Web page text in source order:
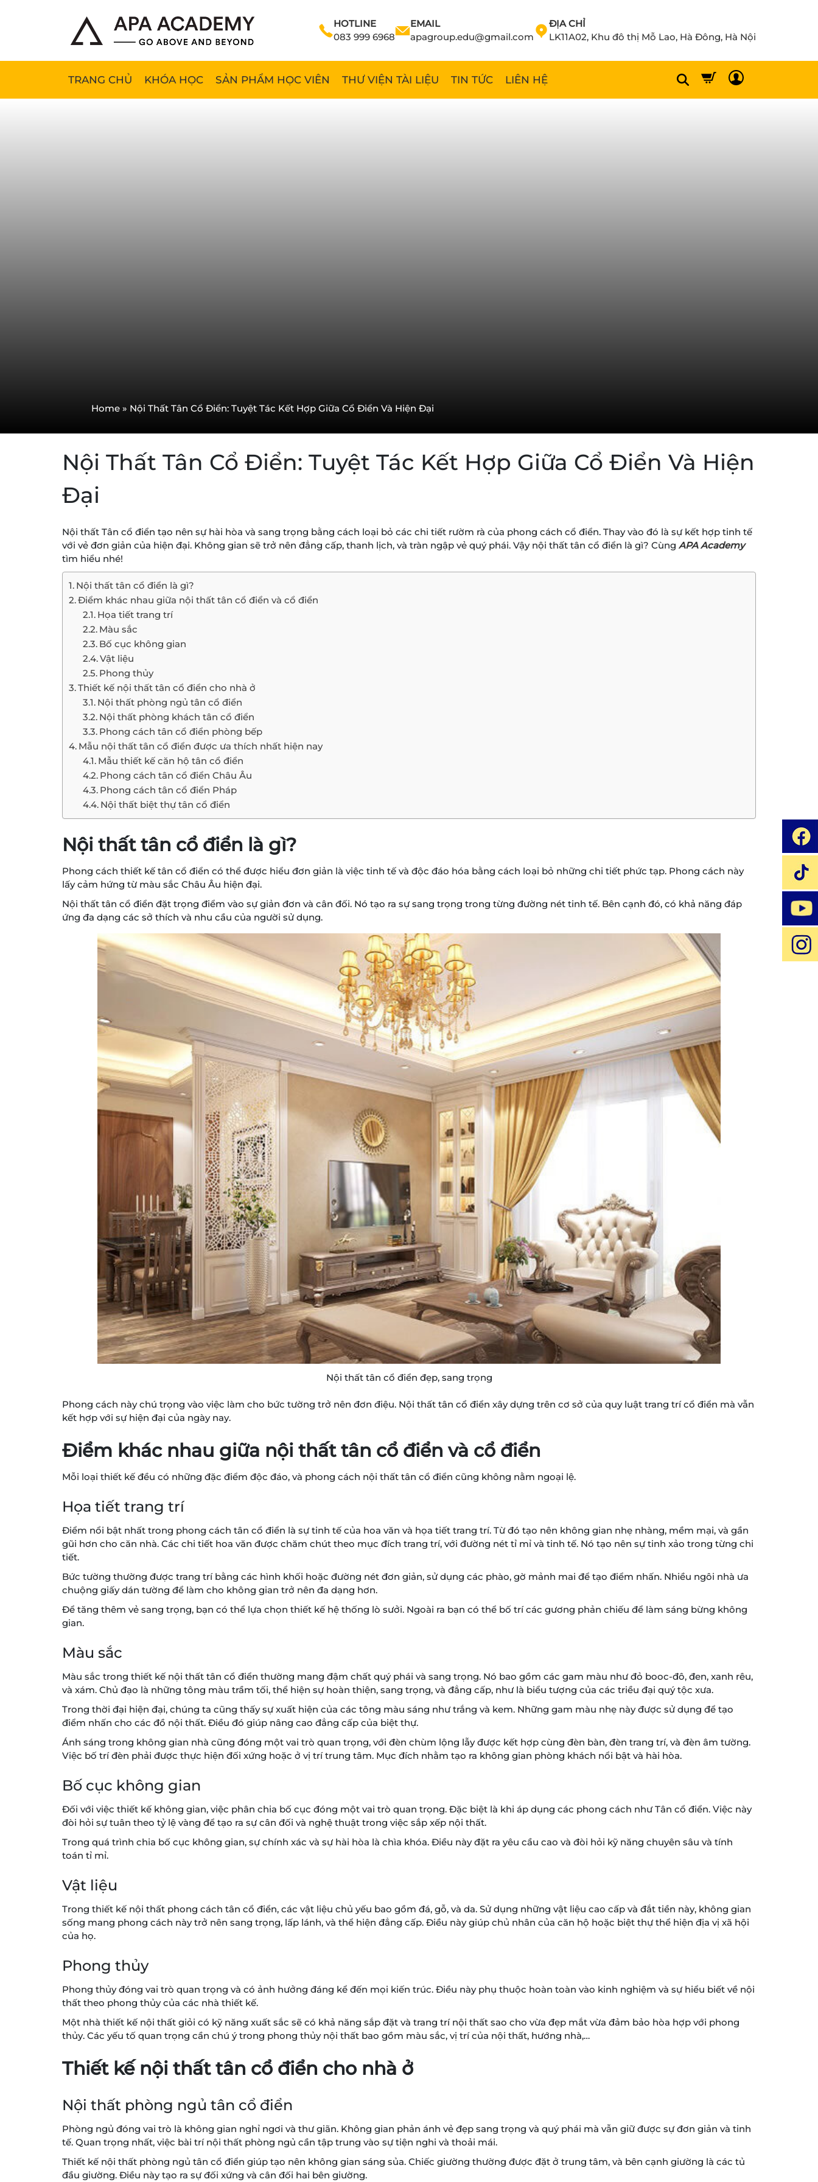
HOTLINE
083 999 6968
EMAIL
apagroup.edu@gmail.com
ĐỊA CHỈ
LK11A02, Khu đô thị Mỗ Lao, Hà Đông, Hà Nội
TRANG CHỦ KHÓA HỌC SẢN PHẨM HỌC VIÊN THƯ VIỆN TÀI LIỆU TIN TỨC LIÊN HỆ
Home » Nội Thất Tân Cổ Điển: Tuyệt Tác Kết Hợp Giữa Cổ Điển Và Hiện Đại
Nội Thất Tân Cổ Điển: Tuyệt Tác Kết Hợp Giữa Cổ Điển Và Hiện
Đại
Nội thất Tân cổ điển tạo nên sự hài hòa và sang trọng bằng cách loại bỏ các chi tiết rườm rà của phong cách cổ điển. Thay vào đó là sự kết hợp tinh tế
với vẻ đơn giản của hiện đại. Không gian sẽ trở nên đẳng cấp, thanh lịch, và tràn ngập vẻ quý phái. Vậy nội thất tân cổ điển là gì? Cùng APA Academy
tìm hiểu nhé!
Nội thất tân cổ điển là gì?
Điểm khác nhau giữa nội thất tân cổ điển và cổ điển
Họa tiết trang trí
Màu sắc
Bố cục không gian
Vật liệu
Phong thủy
Thiết kế nội thất tân cổ điển cho nhà ở
Nội thất phòng ngủ tân cổ điển
Nội thất phòng khách tân cổ điển
Phong cách tân cổ điển phòng bếp
Mẫu nội thất tân cổ điển được ưa thích nhất hiện nay
Mẫu thiết kế căn hộ tân cổ điển
Phong cách tân cổ điển Châu Âu
Phong cách tân cổ điển Pháp
Nội thất biệt thự tân cổ điển
Nội thất tân cổ điển là gì?
Phong cách thiết kế tân cổ điển có thể được hiểu đơn giản là việc tinh tế và độc đáo hóa bằng cách loại bỏ những chi tiết phức tạp. Phong cách này
lấy cảm hứng từ màu sắc Châu Âu hiện đại.
Nội thất tân cổ điển đặt trọng điểm vào sự giản đơn và cân đối. Nó tạo ra sự sang trọng trong từng đường nét tinh tế. Bên cạnh đó, có khả năng đáp
ứng đa dạng các sở thích và nhu cầu của người sử dụng.
Nội thất tân cổ điển đẹp, sang trọng
Phong cách này chú trọng vào việc làm cho bức tường trở nên đơn điệu. Nội thất tân cổ điển xây dựng trên cơ sở của quy luật trang trí cổ điển mà vẫn
kết hợp với sự hiện đại của ngày nay.
Điểm khác nhau giữa nội thất tân cổ điển và cổ điển
Mỗi loại thiết kế đều có những đặc điểm độc đáo, và phong cách nội thất tân cổ điển cũng không nằm ngoại lệ.
Họa tiết trang trí
Điểm nổi bật nhất trong phong cách tân cổ điển là sự tinh tế của hoa văn và họa tiết trang trí. Từ đó tạo nên không gian nhẹ nhàng, mềm mại, và gần
gũi hơn cho căn nhà. Các chi tiết hoa văn được chăm chút theo mục đích trang trí, với đường nét tỉ mỉ và tinh tế. Nó tạo nên sự tinh xảo trong từng chi
tiết.
Bức tường thường được trang trí bằng các hình khối hoặc đường nét đơn giản, sử dụng các phào, gờ mảnh mai để tạo điểm nhấn. Nhiều ngôi nhà ưa
chuộng giấy dán tường để làm cho không gian trở nên đa dạng hơn.
Để tăng thêm vẻ sang trọng, bạn có thể lựa chọn thiết kế hệ thống lò sưởi. Ngoài ra bạn có thể bố trí các gương phản chiếu để làm sáng bừng không
gian.
Màu sắc
Màu sắc trong thiết kế nội thất tân cổ điển thường mang đậm chất quý phái và sang trọng. Nó bao gồm các gam màu như đỏ booc-đô, đen, xanh rêu,
và xám. Chủ đạo là những tông màu trầm tối, thể hiện sự hoàn thiện, sang trọng, và đẳng cấp, như là biểu tượng của các triều đại quý tộc xưa.
Trong thời đại hiện đại, chúng ta cũng thấy sự xuất hiện của các tông màu sáng như trắng và kem. Những gam màu nhẹ này được sử dụng để tạo
điểm nhấn cho các đồ nội thất. Điều đó giúp nâng cao đẳng cấp của biệt thự.
Ánh sáng trong không gian nhà cũng đóng một vai trò quan trọng, với đèn chùm lộng lẫy được kết hợp cùng đèn bàn, đèn trang trí, và đèn âm tường.
Việc bố trí đèn phải được thực hiện đối xứng hoặc ở vị trí trung tâm. Mục đích nhằm tạo ra không gian phòng khách nổi bật và hài hòa.
Bố cục không gian
Đối với việc thiết kế không gian, việc phân chia bố cục đóng một vai trò quan trọng. Đặc biệt là khi áp dụng các phong cách như Tân cổ điển. Việc này
đòi hỏi sự tuân theo tỷ lệ vàng để tạo ra sự cân đối và nghệ thuật trong việc sắp xếp nội thất.
Trong quá trình chia bố cục không gian, sự chính xác và sự hài hòa là chìa khóa. Điều này đặt ra yêu cầu cao và đòi hỏi kỹ năng chuyên sâu và tính
toán tỉ mỉ.
Vật liệu
Trong thiết kế nội thất phong cách tân cổ điển, các vật liệu chủ yếu bao gồm đá, gỗ, và da. Sử dụng những vật liệu cao cấp và đắt tiền này, không gian
sống mang phong cách này trở nên sang trọng, lấp lánh, và thể hiện đẳng cấp. Điều này giúp chủ nhân của căn hộ hoặc biệt thự thể hiện địa vị xã hội
của họ.
Phong thủy
Phong thủy đóng vai trò quan trọng và có ảnh hưởng đáng kể đến mọi kiến trúc. Điều này phụ thuộc hoàn toàn vào kinh nghiệm và sự hiểu biết về nội
thất theo phong thủy của các nhà thiết kế.
Một nhà thiết kế nội thất giỏi có kỹ năng xuất sắc sẽ có khả năng sắp đặt và trang trí nội thất sao cho vừa đẹp mắt vừa đảm bảo hòa hợp với phong
thủy. Các yếu tố quan trọng cần chú ý trong phong thủy nội thất bao gồm màu sắc, vị trí của nội thất, hướng nhà,…
Thiết kế nội thất tân cổ điển cho nhà ở
Nội thất phòng ngủ tân cổ điển
Phòng ngủ đóng vai trò là không gian nghỉ ngơi và thư giãn. Không gian phản ánh vẻ đẹp sang trọng và quý phái mà vẫn giữ được sự đơn giản và tinh
tế. Quan trọng nhất, việc bài trí nội thất phòng ngủ cần tập trung vào sự tiện nghi và thoải mái.
Thiết kế nội thất phòng ngủ tân cổ điển giúp tạo nên không gian sáng sủa. Chiếc giường thường được đặt ở trung tâm, và bên cạnh giường là các tủ
đầu giường. Điều này tạo ra sự đối xứng và cân đối hai bên giường.